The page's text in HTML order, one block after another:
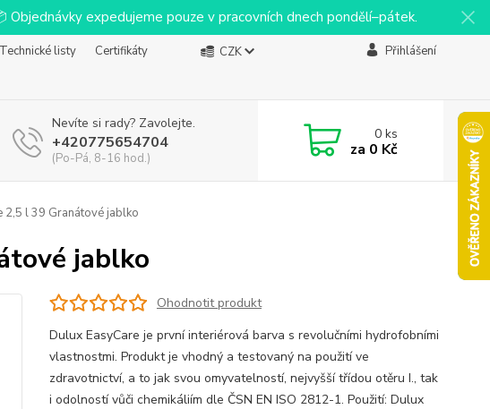
expedujeme pouze v pracovních dnech pondělí–pátek.
Technické listy
Certifikáty
CZK Přihlášení
Nevíte si rady? Zavolejte.
+420775654704
(Po-Pá, 8-16 hod.)
0ks
za 0 Kč
2,5 l 39 Granátové jablko
jablko
Ohodnotit produkt
Dulux EasyCare je první interiérová barva s revolučními hydrofobními
vlastnostmi. Produkt je vhodný a testovaný na použití ve
zdravotnictví, a to jak svou omyvatelností, nejvyšší třídou otěru I., tak
i odolností vůči chemikáliím dle ČSN EN ISO 2812-1. Použití: Dulux